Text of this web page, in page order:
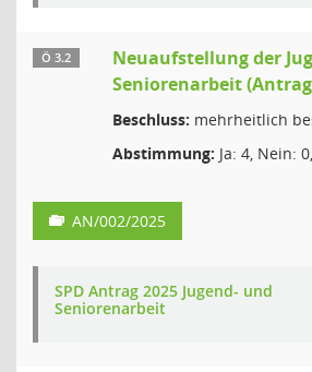
Ö 3.2
Neuaufstellung der
Seniorenarbeit
Beschluss: mehrheitlich
Abstimmung: Ja: 4, Nein:
AN/002/2025
SPD Antrag 2025 Jugend- und
Seniorenarbeit